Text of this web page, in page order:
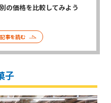
の価格を比較してみよう
事を読む
子